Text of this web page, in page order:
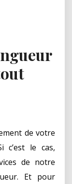
de votre
c’est le cas,
de notre
Et pour